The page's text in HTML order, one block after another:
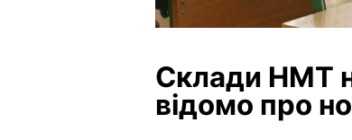
Склади НМТ
відомо про